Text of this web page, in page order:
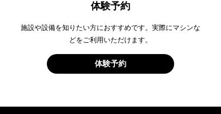
体験予約
施設や設備を知りたい方におすすめです。実際にマシンな
どをご利用いただけます。
体験予約